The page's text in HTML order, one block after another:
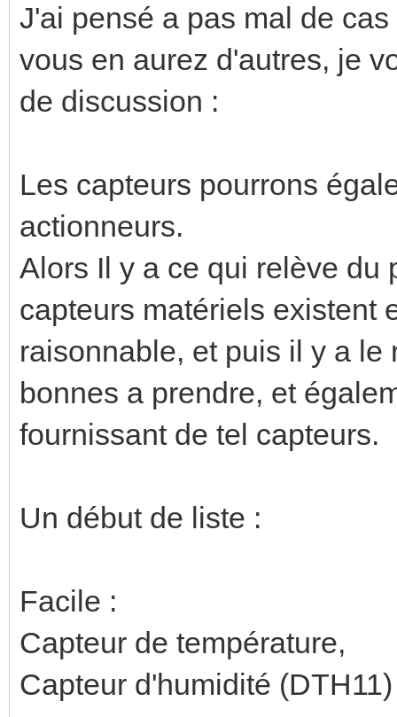
J'ai pensé a pas mal de
vous en aurez d'autres, je
de discussion :
Les capteurs pourrons
actionneurs.
Alors Il y a ce qui relève du
capteurs matériels existent
raisonnable, et puis il y a
bonnes a prendre, et
fournissant de tel capteurs.
Un début de liste :
Facile :
Capteur de température,
Capteur d'humidité (DTH11)